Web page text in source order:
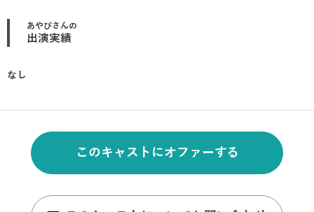
あやぴさんの
出演実績
なし
このキャストにオファーする